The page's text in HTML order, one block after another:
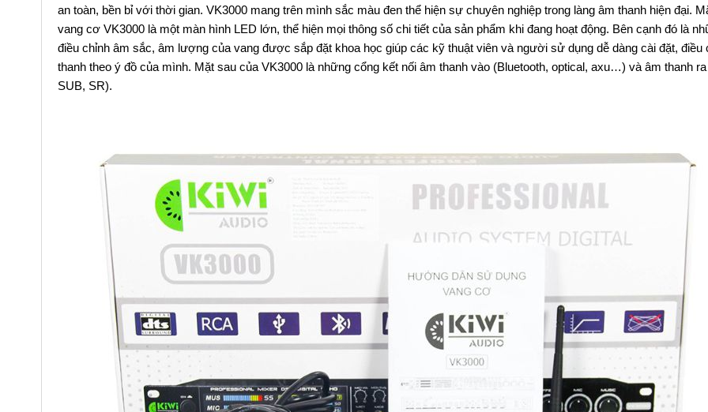
an toàn, bền bỉ với thời gian. VK3000 mang trên mình sắc màu đen thể hiện sự chuyên nghiệp trong làng âm thanh hiện đại.
vang cơ VK3000 là một màn hình LED lớn, thể hiện mọi thông số chi tiết của sản phẩm khi đang hoạt động. Bên cạnh đó là
điều chỉnh âm sắc, âm lượng của vang được sắp đặt khoa học giúp các kỹ thuật viên và người sử dụng dễ dàng cài đặt, điều
thanh theo ý đồ của mình. Mặt sau của VK3000 là những cổng kết nối âm thanh vào (Bluetooth, optical, axu…) và âm thanh
SUB, SR).